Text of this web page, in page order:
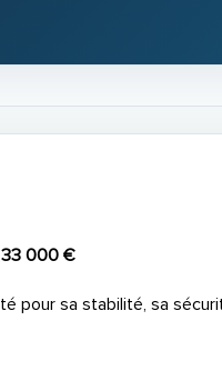
33 000 €
pour sa stabilité, sa